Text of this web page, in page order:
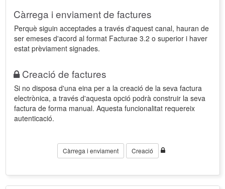
Càrrega i enviament de factures
Perquè siguin acceptades a través d'aquest canal, hauran de
ser emeses d'acord al format Facturae 3.2 o superior i haver
estat prèviament signades.
Creació de factures
Si no disposa d'una eina per a la creació de la seva factura
electrònica, a través d'aquesta opció podrà construir la seva
factura de forma manual. Aquesta funcionalitat requereix
autenticació.
Càrrega i enviament Creació